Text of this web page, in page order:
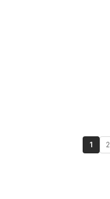
1 2